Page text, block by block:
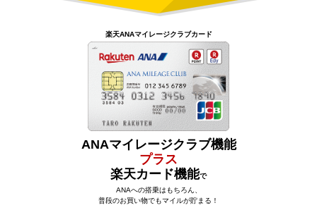
楽天ANAマイレージクラブカード
ANAマイレージクラブ機能
プラス
楽天カード機能で
ANAへの搭乗はもちろん、
普段のお買い物でもマイルが貯まる！